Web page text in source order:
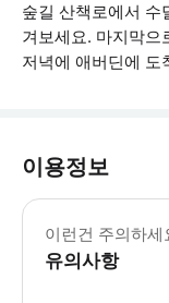
숲길 산책로에서 수
겨보세요. 마지막으
저녁에 애버딘에 도
이용정보
이런건 주의하세
유의사항